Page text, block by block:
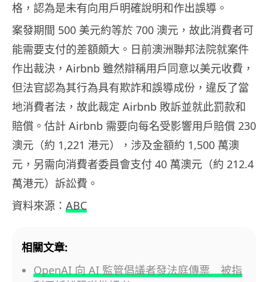
格，認為是未有向用戶明確說明和作出誤導。
案發期間 500 美元約等於 700 澳元，故此消費者可
能需要支付的差額頗大。日前澳洲聯邦法院就案件
作出裁決，Airbnb 雖然辯稱用戶同意以美元收費，
但法官認為其行為具有欺詐和誤導成份，違反了當
地消費者法，故此裁定 Airbnb 敗訴並就此罰款和
賠償。估計 Airbnb 需要向每名受影響用戶賠償 230
澳元（約 1,221 港元），涉及金額約 1,500 萬澳
元，另需向消費者委員會支付 40 萬澳元（約 212.4
萬港元）訴訟費。
資料來源： ABC
相關文章:
OpenAI 向 AI 監管倡議者發法庭傳票 被指